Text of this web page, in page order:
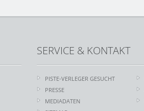
SERVICE & KONTAKT
PISTE-VERLEGER GESUCHT
PRESSE
MEDIADATEN